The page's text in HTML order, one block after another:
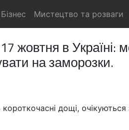
Бізнес Мистецтво та розваги
жовтня в Україні:
на заморозки.
дощі,